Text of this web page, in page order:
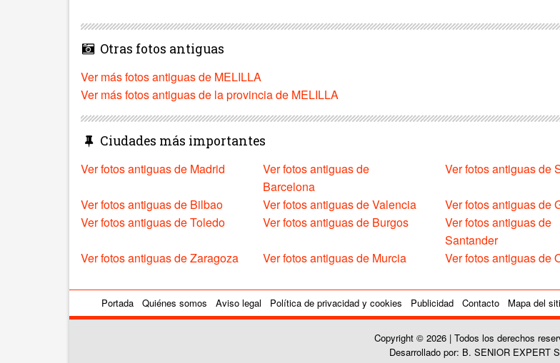
Otras fotos antiguas
Ver más fotos antiguas de MELILLA
Ver más fotos antiguas de la provincia de MELILLA
Ciudades más importantes
Ver fotos antiguas de Madrid
Ver fotos antiguas de
Barcelona
Ver fotos antiguas de
Ver fotos antiguas de Bilbao Ver fotos antiguas de Valencia
Ver fotos antiguas de
Ver fotos antiguas de Toledo
Ver fotos antiguas de Burgos
Ver fotos antiguas de
Santander
Ver fotos antiguas de Zaragoza
Ver fotos antiguas de Murcia Ver fotos antiguas de
Portada Quiénes somos Aviso legal Política de privacidad y cookies Publicidad Contacto Mapa del
Copyright © 2026 | Todos los derechos
Desarrollado por: B. SENIOR EXPERT